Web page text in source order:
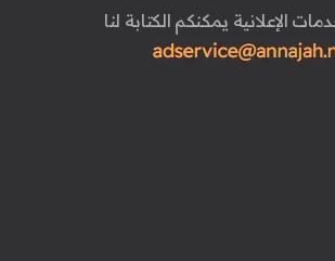
الإعلانية يمكنكم الكتابة لنا